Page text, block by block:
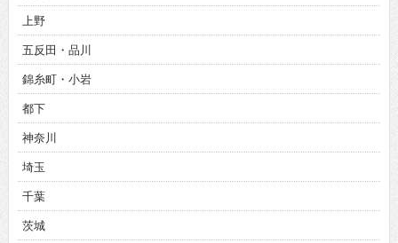
上野
五反田・品川
錦糸町・小岩
都下
神奈川
埼玉
千葉
茨城